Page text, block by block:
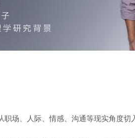
职场、人际、情感、沟通等现实角度切